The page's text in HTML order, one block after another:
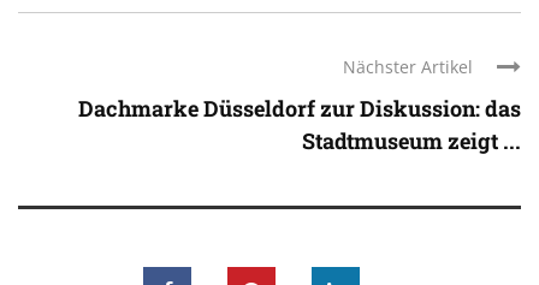
Nächster Artikel
Dachmarke Düsseldorf zur Diskussion: das
Stadtmuseum zeigt ...